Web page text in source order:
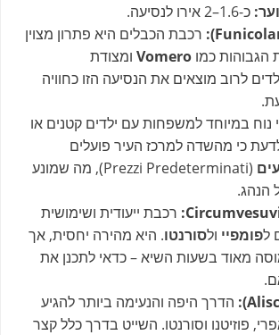
כ-1.6–2 אירו לנסיעה.
רכבת הכבלים היא פתרון מצוין
הגבוהות כמו Vomero ומצודת
לרוב מוצאים את הנסיעה הזו כחוויה
נוח במיוחד למשפחות עם ילדים קטנים או
כי מהשדה למרכז העיר פועלים
(Prezzi Predeterminati), מה שמונע
הנהג.
רכבת ייעודית ושימושית
לפומפיי ולסורנטו. היא מהירה יחסית, אך
מאוד בשעות השיא – כדאי לתכנן את
הדרך היפה והנעימה ביותר להגיע
פוזיטנו וסורנטו. השייט בדרך כלל קצר